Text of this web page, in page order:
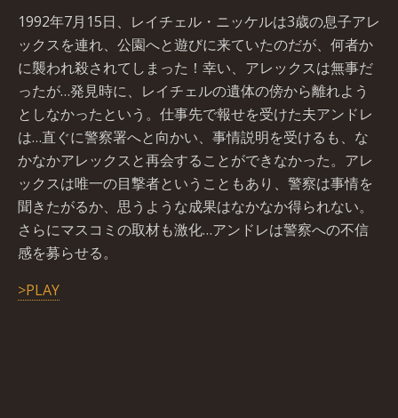
1992年7月15日、レイチェル・ニッケルは3歳の息子アレ
ックスを連れ、公園へと遊びに来ていたのだが、何者か
に襲われ殺されてしまった！幸い、アレックスは無事だ
ったが…発見時に、レイチェルの遺体の傍から離れよう
としなかったという。仕事先で報せを受けた夫アンドレ
は…直ぐに警察署へと向かい、事情説明を受けるも、な
かなかアレックスと再会することができなかった。アレ
ックスは唯一の目撃者ということもあり、警察は事情を
聞きたがるか、思うような成果はなかなか得られない。
さらにマスコミの取材も激化…アンドレは警察への不信
感を募らせる。
>PLAY